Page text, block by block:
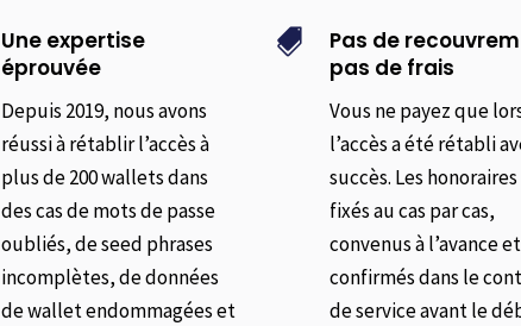
Une expertise
éprouvée
Depuis 2019, nous avons
réussi à rétablir l’accès à
plus de 200 wallets dans
des cas de mots de passe
oubliés, de seed phrases
incomplètes, de données
de wallet endommagées et

Pas de
pas de frais
Vous ne payez que
l’accès a été rétabli
succès. Les
fixés au cas par cas,
convenus à l’avance et
confirmés dans le
de service avant le